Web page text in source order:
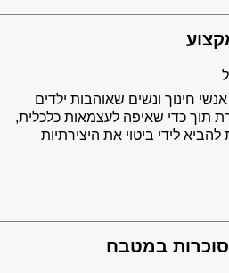
חינוך ונשים שאוהבות ילדים
תוך כדי שאיפה לעצמאות כלכלית,
לידי ביטוי את היצירתיות
במטבח